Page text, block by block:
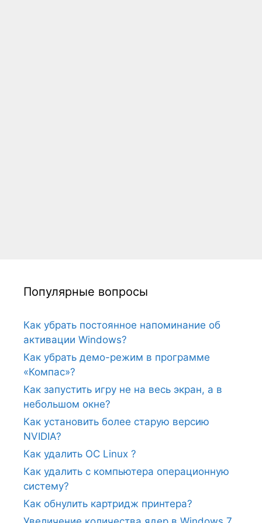
Популярные вопросы
Как убрать постоянное напоминание об
активации Windows?
Как убрать демо-режим в программе
«Компас»?
Как запустить игру не на весь экран, а в
небольшом окне?
Как установить более старую версию
NVIDIA?
Как удалить ОС Linux ?
Как удалить с компьютера операционную
систему?
Как обнулить картридж принтера?